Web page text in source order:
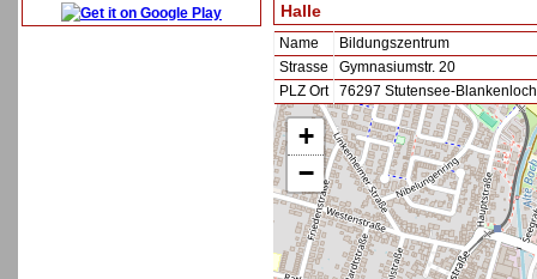
Halle
Name
Bildungszentrum
Strasse
Gymnasiumstr. 20
PLZ Ort
76297 Stutensee-Blankenloch
+
−